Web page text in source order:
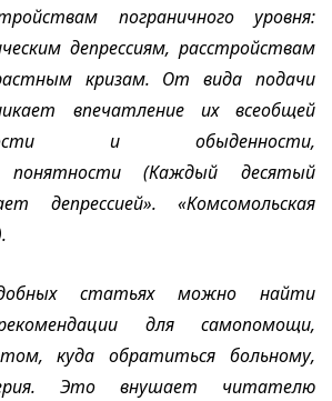
пограничного уровня:
депрессиям, расстройствам
кризам. От вида подачи
впечатление их всеобщей
и обыденности,
понятности (Каждый десятый
депрессией». «Комсомольская
статьях можно найти
для самопомощи,
куда обратиться больному,
Это внушает читателю